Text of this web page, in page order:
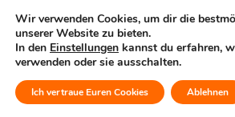
MENÜ
Wir verwenden Cookies, um dir die
unserer Website zu bieten.
In den Einstellungen kannst du erfahren,
verwenden oder sie ausschalten.
Ich vertraue Euren Cookies Ablehnen